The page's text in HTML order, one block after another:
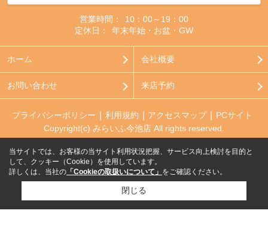
営業時間：
10：00～19：00
定休日：
年末年始・お盆・GW
ホーム 会社概要
お問い合わせ 来店予約
プライバシーポリシー 利用規約 アクセスマップ
PCサイト
Copyright(c) みらいふ今池店 All rights reserved.
当サイトでは、お客様の当サイト利用状況把握、サービス向上検討を目的と
して、クッキー（Cookie）を使用しています。
詳しくは、当社の 「Cookieの取扱いについて」 をご確認ください。
閉じる